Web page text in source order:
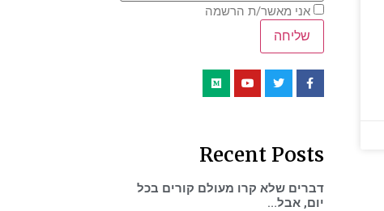
אני מאשר/ת הרשמה
Recent Posts
דברים שלא קרו מעולם קורים בכל
יום, אבל…